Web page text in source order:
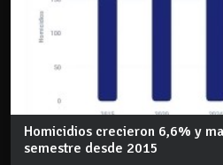
Homicidios crecieron 6,6% y
semestre desde 2015